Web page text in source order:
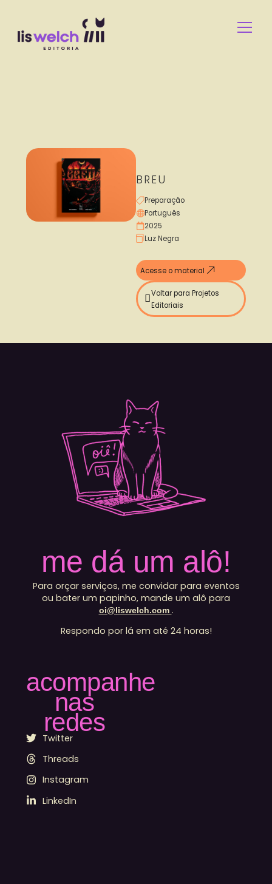
BREU
Preparação
Português
2025
Luz Negra
Acesse o material
Voltar para Projetos
Editoriais
me dá um alô!
Para orçar serviços, me convidar para eventos
ou bater um papinho, mande um alô para
oi@liswelch.com .
Respondo por lá em até 24 horas!
acompanhe
nas
redes
Twitter
Threads
Instagram
LinkedIn